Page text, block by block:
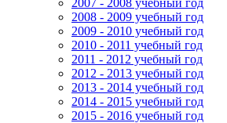
2007 - 2008 учебный год
2008 - 2009 учебный год
2009 - 2010 учебный год
2010 - 2011 учебный год
2011 - 2012 учебный год
2012 - 2013 учебный год
2013 - 2014 учебный год
2014 - 2015 учебный год
2015 - 2016 учебный год